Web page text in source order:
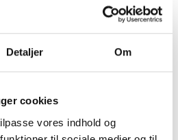
Detaljer Om
cookies
vores indhold og
Jungshoved
konsulent